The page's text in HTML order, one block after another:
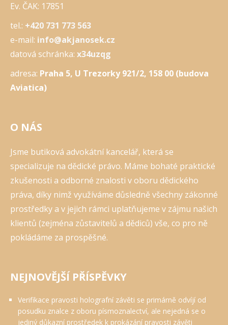
Ev. ČAK: 17851
tel.: +420 731 773 563
e-mail: info@akjanosek.cz
datová schránka: x34uzqg
adresa: Praha 5, U Trezorky 921/2, 158 00 (budova
Aviatica)
O NÁS
Jsme butiková advokátní kancelář, která se
specializuje na dědické právo. Máme bohaté praktické
zkušenosti a odborné znalosti v oboru dědického
práva, díky nimž využíváme důsledně všechny zákonné
prostředky a v jejich rámci uplatňujeme v zájmu našich
klientů (zejména zůstavitelů a dědiců) vše, co pro ně
pokládáme za prospěšné.
NEJNOVĚJŠÍ PŘÍSPĚVKY
Verifikace pravosti holografní závěti se primárně odvíjí od
posudku znalce z oboru písmoznalectví, ale nejedná se o
jediný důkazní prostředek k prokázání pravosti závěti